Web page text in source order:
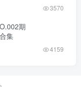
3570
期
集
4159